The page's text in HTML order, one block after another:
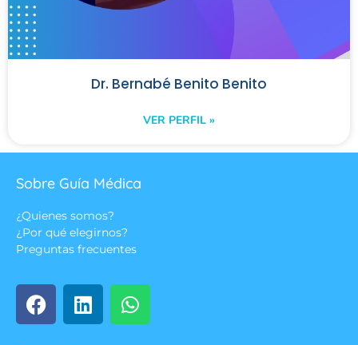
Dr. Bernabé Benito Benito
VER PERFIL »
Sobre Guía Médica
¿Quienes somos?
¿Por qué elegirnos?
Preguntas frecuentes